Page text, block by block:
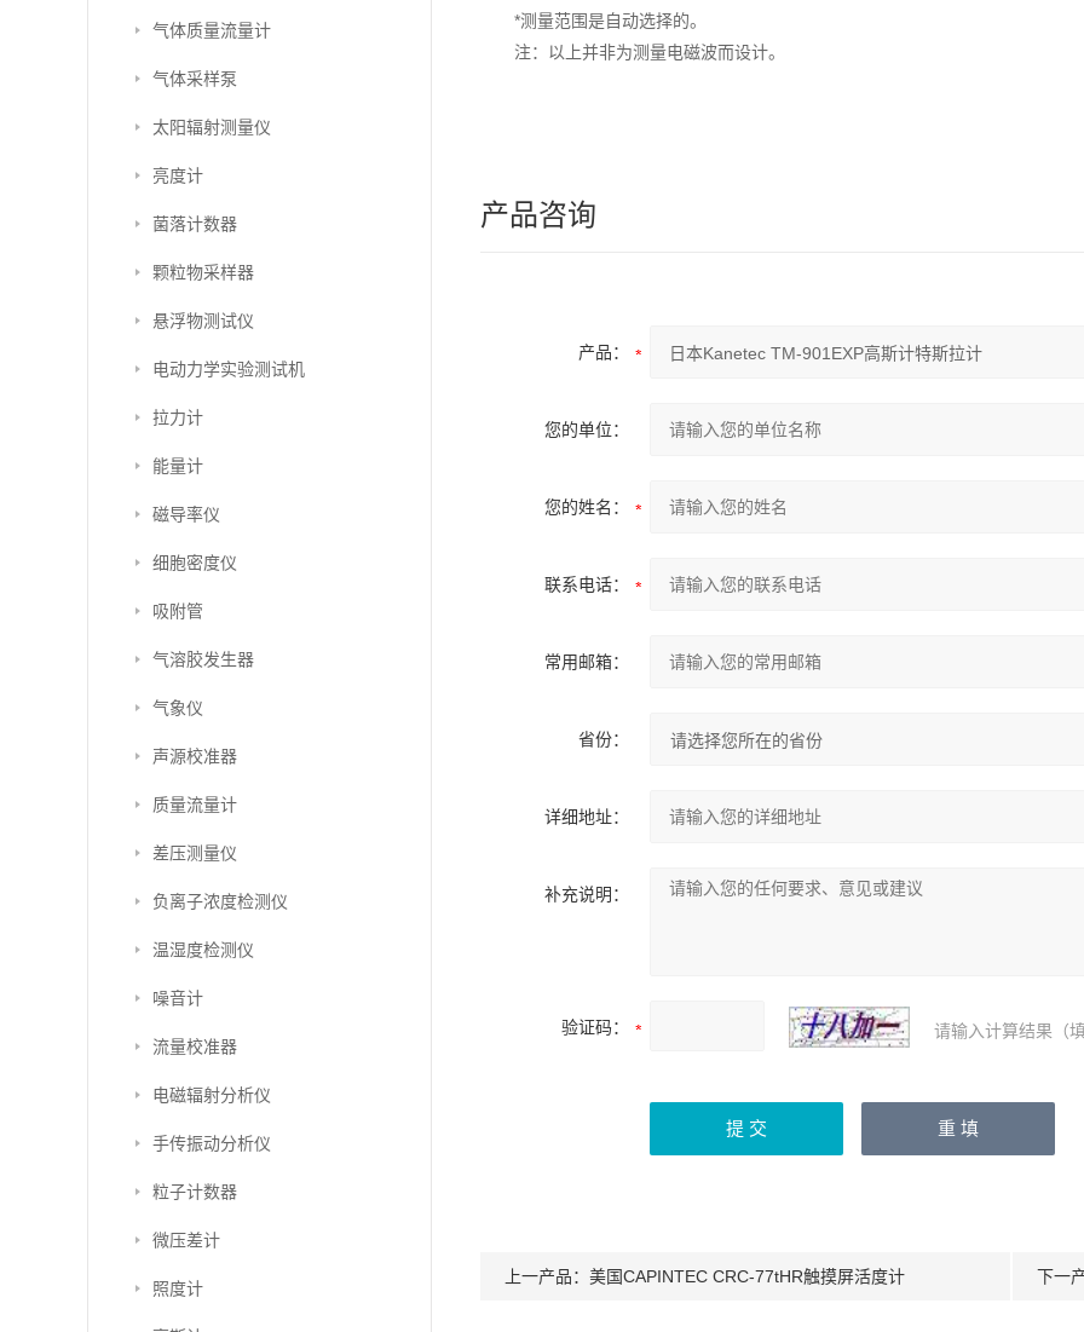
气体质量流量计
气体采样泵
太阳辐射测量仪
亮度计
菌落计数器
颗粒物采样器
悬浮物测试仪
电动力学实验测试机
拉力计
能量计
磁导率仪
细胞密度仪
吸附管
气溶胶发生器
气象仪
声源校准器
质量流量计
差压测量仪
负离子浓度检测仪
温湿度检测仪
噪音计
流量校准器
电磁辐射分析仪
手传振动分析仪
粒子计数器
微压差计
照度计
*测量范围是自动选择的。
注：以上并非为测量电磁波而设计。
产品咨询
产品：
您的单位：
您的姓名：
联系电话：
常用邮箱：
省份：
详细地址：
补充说明：
验证码： 请输入计算结果（
上一产品： 美国CAPINTEC CRC-77tHR触摸屏活度计 下一